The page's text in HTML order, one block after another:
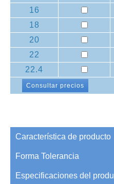
16
18
20
22
22.4
Consultar precios
Característica de producto
Forma Tolerancia
Especificaciones del